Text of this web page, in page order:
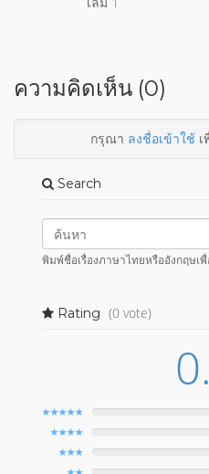
ความคิดเห็น (0)
กรุณา ลงชื่อเข้าใช้เ
Search
พิมพ์ชื่อเรื่องภาษาไทยหรืออังกฤษเ
Rating (0 vote)